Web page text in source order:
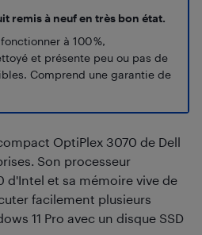
remis à neuf en très bon état.
à 100 %,
et présente peu ou pas de
Comprend une garantie de
OptiPlex 3070 de Dell
Son processeur
d'Intel et sa mémoire vive de
facilement plusieurs
11 Pro avec un disque SSD